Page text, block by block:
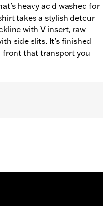
heavy acid washed for
takes a stylish detour
with V insert, raw
side slits. It’s finished
front that transport you